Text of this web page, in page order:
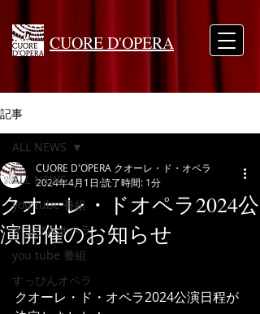
CUORE D'OPERA
記事
ALL NEWS
you tube 番組
すっぴんオペラ
you tube 番組
すっぴんオペラ
ALL NEWS
クオーレ・ドオペラ2024公
演開催のお知らせ
CUORE D'OPERA クオーレ・ド・オペラ
2024年4月1日 読了時間: 1分
クオーレ・ド・オペラ2024公演日程が